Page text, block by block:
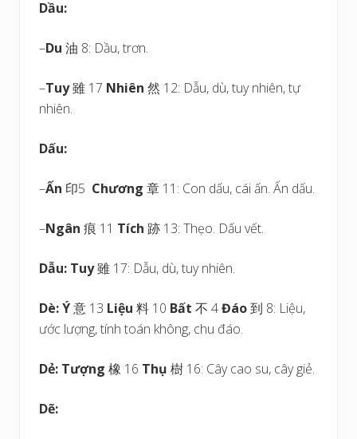
Dầu:
–Du 油 8: Dầu, trơn.
–Tuy雖 17 Nhiên 然 12: Dẫu, dù, tuy nhiên, tự
nhiên.
Dấu:
–Ấn 印5 Chương 章 11: Con dấu, cái ấn. Ấn dấu.
–Ngân 痕 11 Tích 跡 13: Thẹo. Dấu vết.
Dẫu: Tuy雖 17: Dẫu, dù, tuy nhiên.
Dè:Ý意 13 Liệu 料 10 Bất 不 4Đáo到 8: Liệu,
ước lượng, tính toán không, chu đáo.
Dẻ: Tượng 橡 16 Thụ 樹 16: Cây cao su, cây giẻ.
Dẽ: